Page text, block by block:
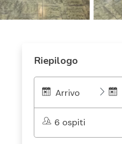
Riepilogo
Arrivo
6 ospiti